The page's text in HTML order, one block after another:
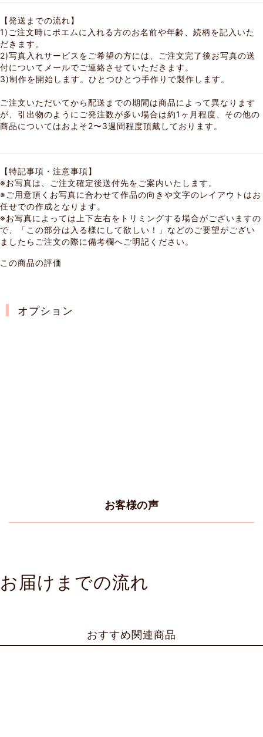
【発送までの流れ】
1)ご注文時にポエムに入れる方のお名前や年齢、続柄を記入いた
だきます。
2)写真入れサービスをご希望の方には、ご注文完了後お写真の送
付についてメールでご連絡させていただきます。
3)制作を開始します。ひとつひとつ手作りで製作します。
ご注文いただいてから配送までの期間は商品によって異なります
が、引出物のようにご発注数が多い場合は約1ヶ月程度、その他の
商品についてはおよそ2〜3週間程度頂戴しております。
【特記事項・注意事項】
※お写真は、ご注文確定後送付先をご案内いたします。
※ご用意頂くお写真に合わせて作品の向きや文字のレイアウトはお
任せでの作成となります。
※お写真によっては上下左右をトリミングする場合がございますの
で、「この部分は入る様にして欲しい！」などのご要望がござい
ましたらご注文の際に備考欄へご明記ください。
この商品の評価
オプション
お客様の声
お届けまでの流れ
おすすめ関連商品